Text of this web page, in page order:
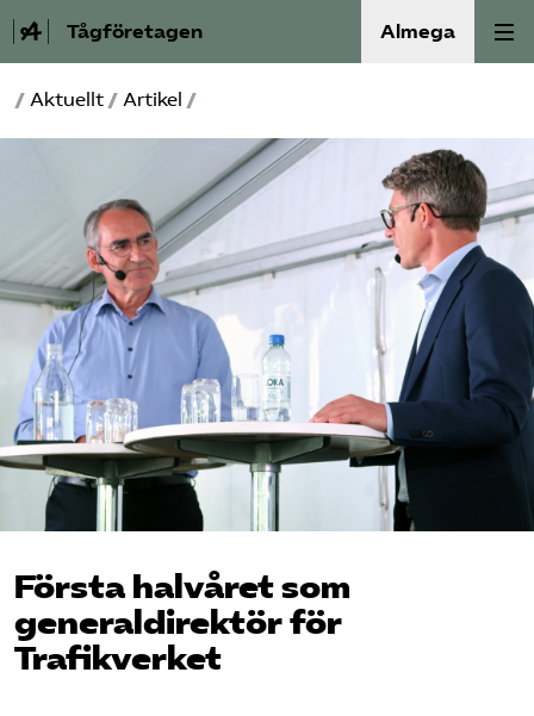
Tågföretagen Almega
Aktuellt
Reformagenda för järnvägen
Våra frågor
Aktiviteter
Om oss
Kontakt
Mina sidor (almega.se)
Bli medlem
Logga in på Arbetsgivarguiden
/ Aktuellt / Artikel /
Första halvåret som
generaldirektör för
Trafikverket